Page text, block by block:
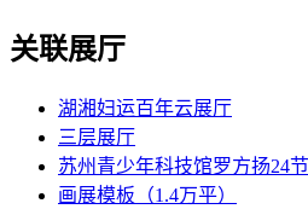
关联展厅
湖湘妇运百年云展厅
三层展厅
苏州青少年科技馆罗方扬24
画展模板（1.4万平）